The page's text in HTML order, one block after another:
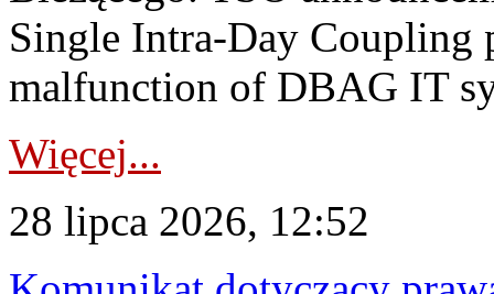
Single Intra-Day Coupling
malfunction of DBAG IT
Więcej...
28 lipca 2026, 12:52